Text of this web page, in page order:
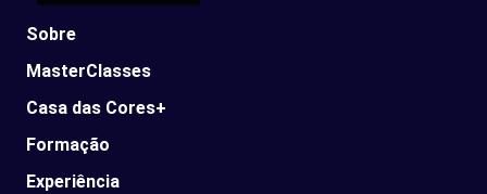
Sobre
MasterClasses
Casa das Cores+
Formação
Experiência